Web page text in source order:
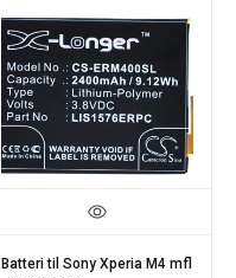
Batteri til Sony Xperia M4 mfl